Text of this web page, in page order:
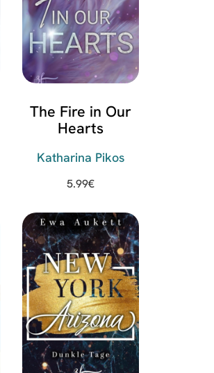
The Fire in Our
Hearts
Katharina Pikos
5.99€